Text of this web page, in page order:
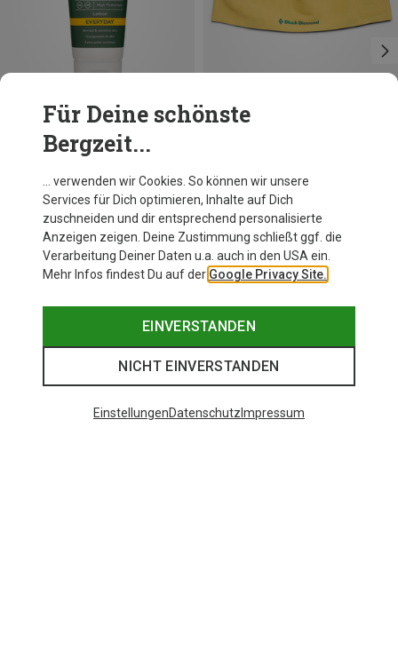
Care Plus
Sun Protection Everyday Lotion SPF50+
100ML
Für Deine schönste
Bergzeit...
… verwenden wir Cookies. So können wir unsere
Services für Dich optimieren, Inhalte auf Dich
zuschneiden und dir entsprechend personalisierte
Anzeigen zeigen. Deine Zustimmung schließt ggf. die
Verarbeitung Deiner Daten u.a. auch in den USA ein.
Mehr Infos findest Du auf der Google Privacy Site.
EINVERSTANDEN
NICHT EINVERSTANDEN
EinstellungenDatenschutz Impressum